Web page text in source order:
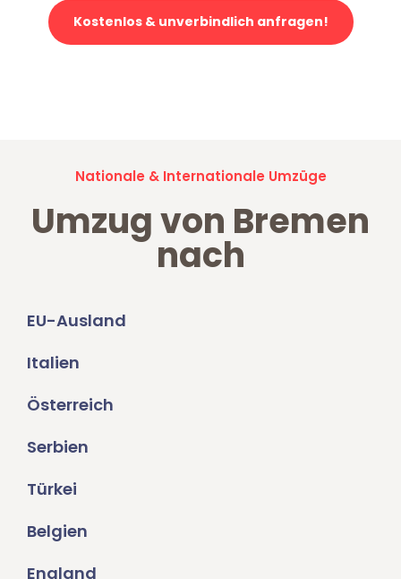
Kostenlos & unverbindlich anfragen!
Nationale & Internationale Umzüge
Umzug von Bremen
nach
EU-Ausland
Italien
Österreich
Serbien
Türkei
Belgien
England